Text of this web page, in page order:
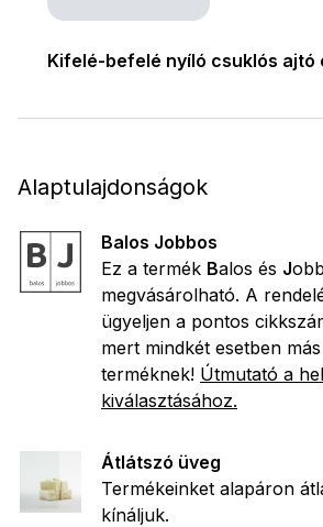
Kifelé-befelé nyíló csuklós ajtó
Alaptulajdonságok
Balos Jobbos
Ez a termék Balos és J
megvásárolható. A
ügyeljen a pontos
mert mindkét esetben
terméknek! Útmutató a
kiválasztásához.
Átlátszó üveg
Termékeinket alapáron
kínáljuk.